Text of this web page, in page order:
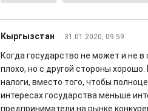
Кыргызстан 31.01.2020, 09:59
Когда государство не может и не
плохо, но с другой стороны
налоги, вместо того, чтобы
интересах государства меньше
предприниматели на рынке